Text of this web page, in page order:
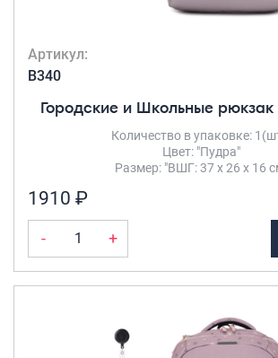
Артикул:
B340
Городские и Школьные
Количество в упаковке:
Цвет: "Пудра"
Размер: "ВШГ: 37 х 26 х 16
1910 ₽
- +